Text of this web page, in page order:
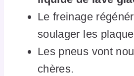
Le freinage
soulager les
Les pneus vont
chères.